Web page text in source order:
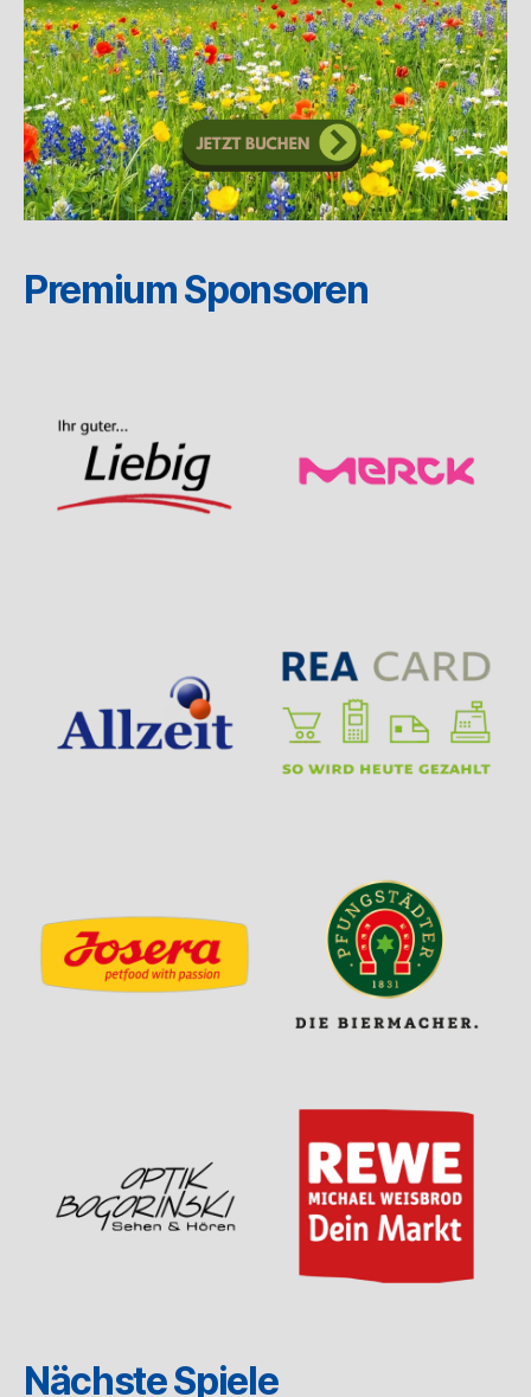
Premium Sponsoren
Nächste Spiele